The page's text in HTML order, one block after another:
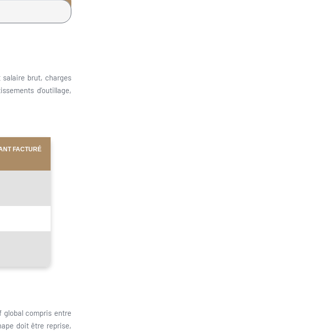
brut, charges
d’outillage,
FACTURÉ
global compris entre
doit être reprise,